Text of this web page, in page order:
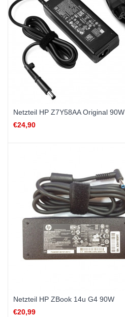
Netzteil HP Z7Y58AA Original 90W
€24,90
Netzteil HP ZBook 14u G4 90W
€20,99